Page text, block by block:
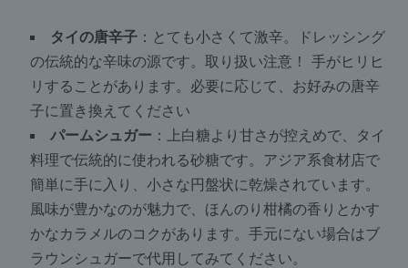
タイの唐辛子：とても小さくて激辛。ドレッシング
の伝統的な辛味の源です。取り扱い注意！ 手がヒリヒ
リすることがあります。必要に応じて、お好みの唐辛
子に置き換えてください
パームシュガー ：上白糖より甘さが控えめで、タイ
料理で伝統的に使われる砂糖です。アジア系食材店で
簡単に手に入り、小さな円盤状に乾燥されています。
風味が豊かなのが魅力で、ほんのり柑橘の香りとかす
かなカラメルのコクがあります。手元にない場合はブ
ラウンシュガーで代用してみてください。